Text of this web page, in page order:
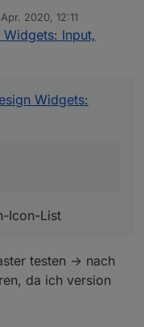
eine individuelle
Icon-List
betrifft
2020, 12:11
Input,
Widgets:
Icon-List
testen -> nach
da ich version